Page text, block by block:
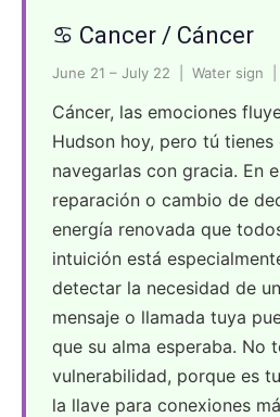
♋ Cancer / Cáncer
June 21 – July 22 | Water sign
Cáncer, las emociones
Hudson hoy, pero tú
navegarlas con gracia. En
reparación o cambio de
energía renovada que
intuición está
detectar la necesidad de
mensaje o llamada tuya
que su alma esperaba. No
vulnerabilidad, porque es
la llave para conexiones